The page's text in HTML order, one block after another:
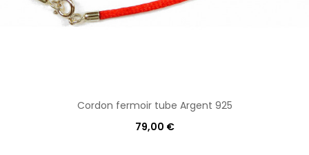
Cordon fermoir tube Argent 925
79,00 €